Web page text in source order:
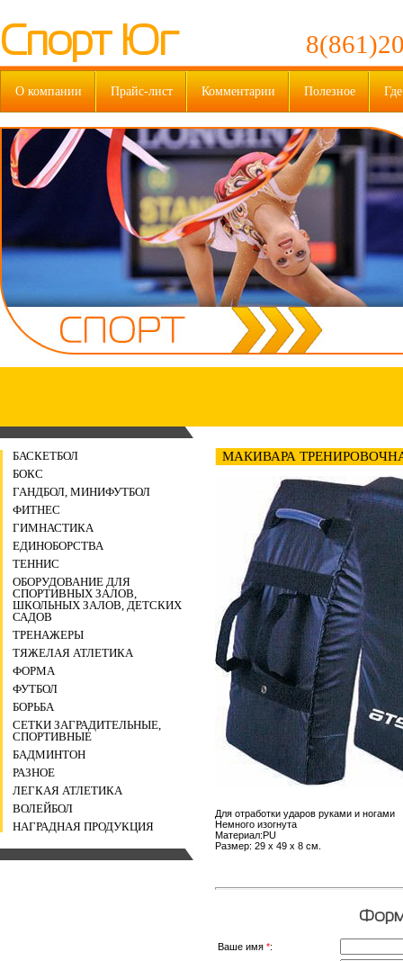
Спорт Юг
О компании Прайс-лист Комментарии Полезное
БАСКЕТБОЛ
БОКС
ГАНДБОЛ, МИНИФУТБОЛ
ФИТНЕС
ГИМНАСТИКА
ЕДИНОБОРСТВА
ТЕННИС
ОБОРУДОВАНИЕ ДЛЯ
СПОРТИВНЫХ ЗАЛОВ,
ШКОЛЬНЫХ ЗАЛОВ, ДЕТСКИХ
САДОВ
ТРЕНАЖЕРЫ
ТЯЖЕЛАЯ АТЛЕТИКА
ФОРМА
ФУТБОЛ
БОРЬБА
СЕТКИ ЗАГРАДИТЕЛЬНЫЕ,
СПОРТИВНЫЕ
БАДМИНТОН
РАЗНОЕ
ЛЕГКАЯ АТЛЕТИКА
ВОЛЕЙБОЛ
НАГРАДНАЯ ПРОДУКЦИЯ
МАКИВАРА
Для отработки ударов руками и ногами
Немного изогнута
Материал:PU
Размер: 29 х 49 х 8 см.
Ваше имя *: